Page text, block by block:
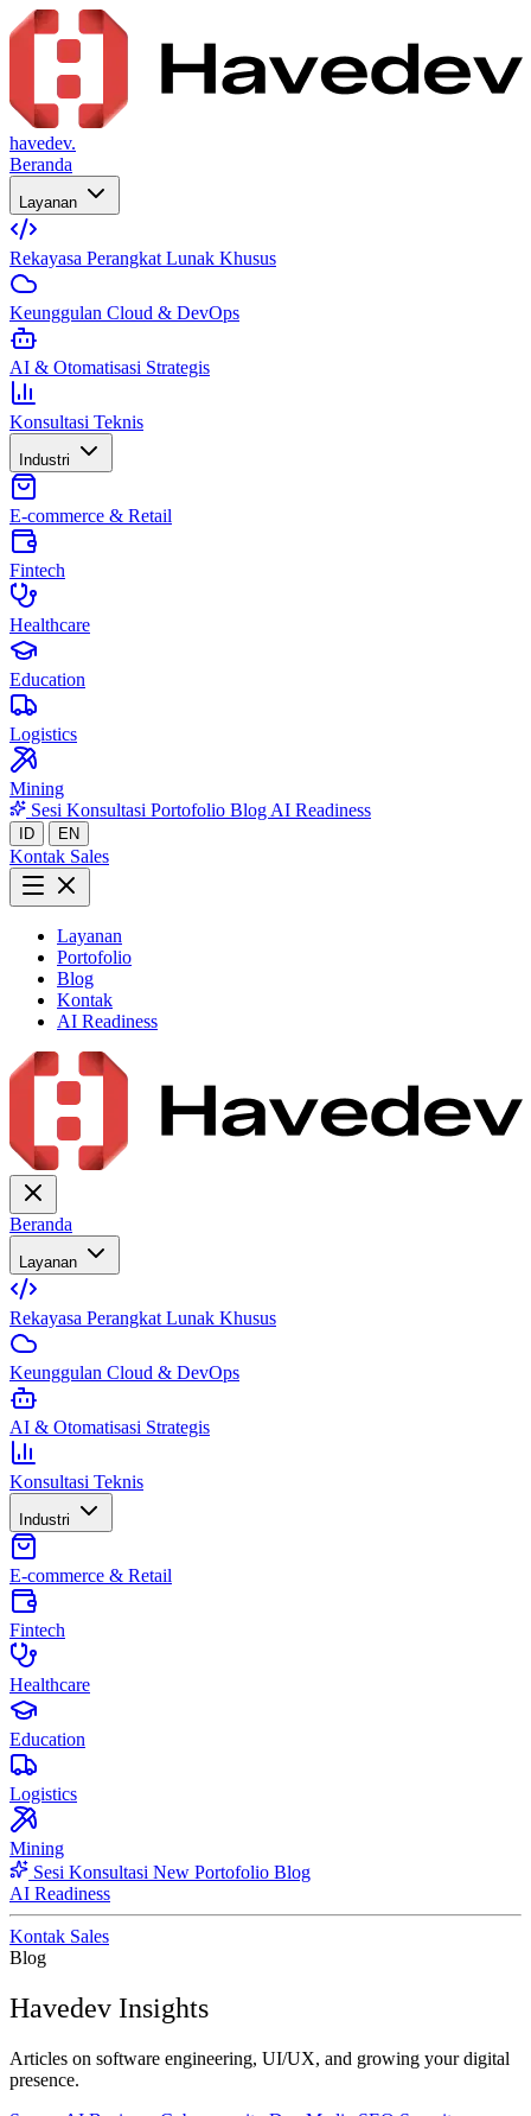
havedev.
Beranda
Layanan
Rekayasa Perangkat Lunak Khusus
Keunggulan Cloud & DevOps
AI & Otomatisasi Strategis
Konsultasi Teknis
Industri
E-commerce & Retail
Fintech
Healthcare
Education
Logistics
Mining
Sesi Konsultasi Portofolio Blog AI Readiness
ID EN
Kontak Sales
Layanan
Portofolio
Blog
Kontak
AI Readiness
Beranda
Layanan
Rekayasa Perangkat Lunak Khusus
Keunggulan Cloud & DevOps
AI & Otomatisasi Strategis
Konsultasi Teknis
Industri
E-commerce & Retail
Fintech
Healthcare
Education
Logistics
Mining
Sesi Konsultasi New Portofolio Blog
AI Readiness
Kontak Sales
Blog
Havedev Insights
Articles on software engineering, UI/UX, and growing your digital
presence.